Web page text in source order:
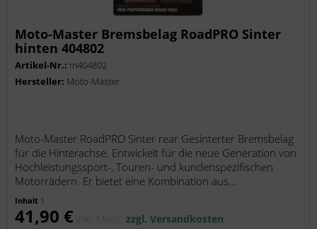
Moto-Master Bremsbelag RoadPRO Sinter
hinten 404802
Artikel-Nr.: m404802
Hersteller: Moto-Master
Moto-Master RoadPRO Sinter rear Gesinterter Bremsbelag
für die Hinterachse. Entwickelt für die neue Generation von
Hochleistungssport-, Touren- und kundenspezifischen
Motorrädern. Er bietet eine Kombination aus...
Inhalt 1
41,90 € inkl. MwSt.zzgl. Versandkosten